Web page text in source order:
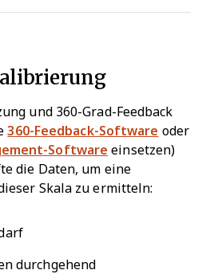
und 360-Grad-Feedback
360-Feedback-Software oder
Software einsetzen)
die Daten, um eine
Skala zu ermitteln:
durchgehend